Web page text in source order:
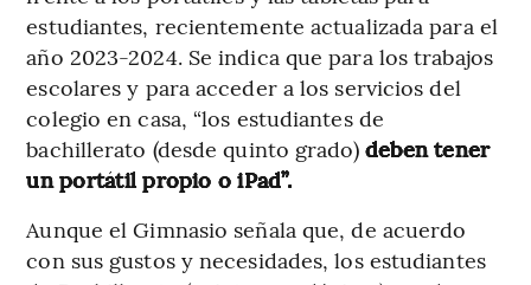
estudiantes, recientemente actualizada para el
año 2023-2024. Se indica que para los trabajos
escolares y para acceder a los servicios del
colegio en casa, “los estudiantes de
bachillerato (desde quinto grado) deben tener
un portátil propio o iPad”.
Aunque el Gimnasio señala que, de acuerdo
con sus gustos y necesidades, los estudiantes